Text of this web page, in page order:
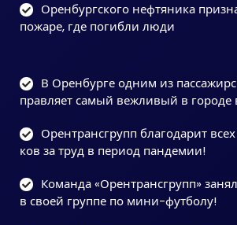
Оренбургского нефтяника
пожаре, где погибли люди
В Оренбурге одним из
правляет самый вежливый в городе
Орентрансгрупп благодарит
ков за труд в период пандемии!
Команда «Орентрансгрупп»
в своей группе по мини-футболу!